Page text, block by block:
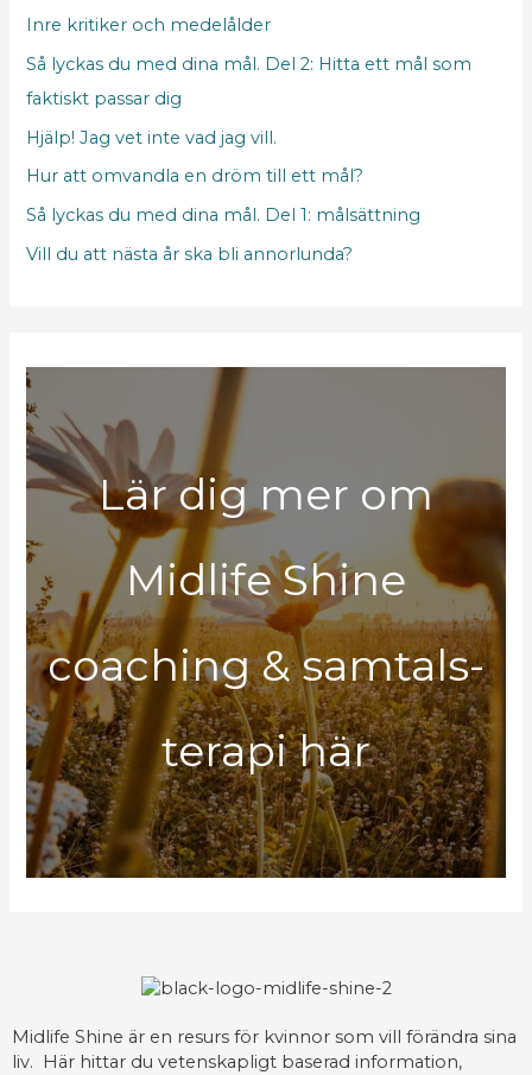
Inre kritiker och medelålder
Så lyckas du med dina mål. Del 2: Hitta ett mål som
faktiskt passar dig
Hjälp! Jag vet inte vad jag vill.
Hur att omvandla en dröm till ett mål?
Så lyckas du med dina mål. Del 1: målsättning
Vill du att nästa år ska bli annorlunda?
Lär dig mer om
Midlife Shine
coaching & samtals-
terapi här
Midlife Shine är en resurs för kvinnor som vill förändra sina
liv. Här hittar du vetenskapligt baserad information,